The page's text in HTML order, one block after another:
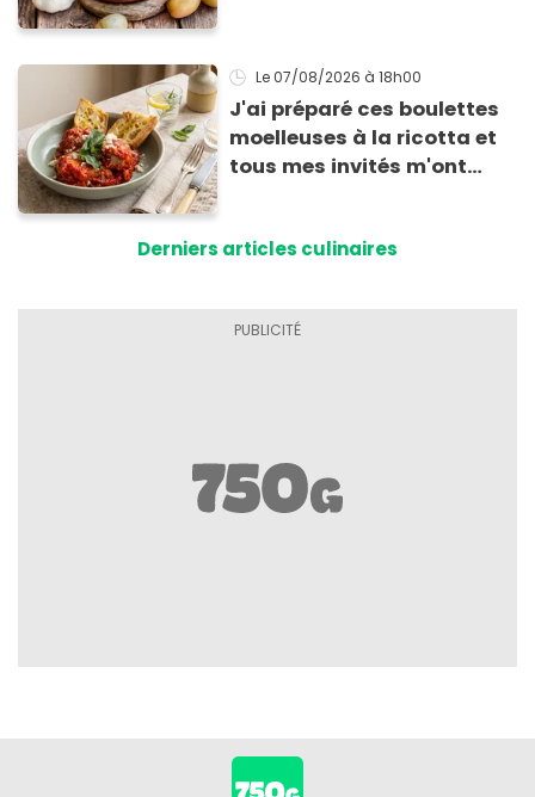
Le 07/08/2026 à 18h00
J'ai préparé ces boulettes
moelleuses à la ricotta et
tous mes invités m'ont
Derniers articles culinaires